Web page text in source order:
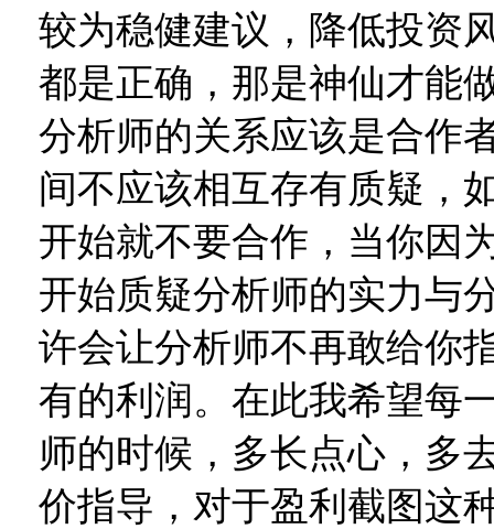
较为稳健建议，降低投资
都是正确，那是神仙才能
分析师的关系应该是合作
间不应该相互存有质疑，
开始就不要合作，当你因
开始质疑分析师的实力与
许会让分析师不再敢给你
有的利润。在此我希望每
师的时候，多长点心，多
价指导，对于盈利截图这